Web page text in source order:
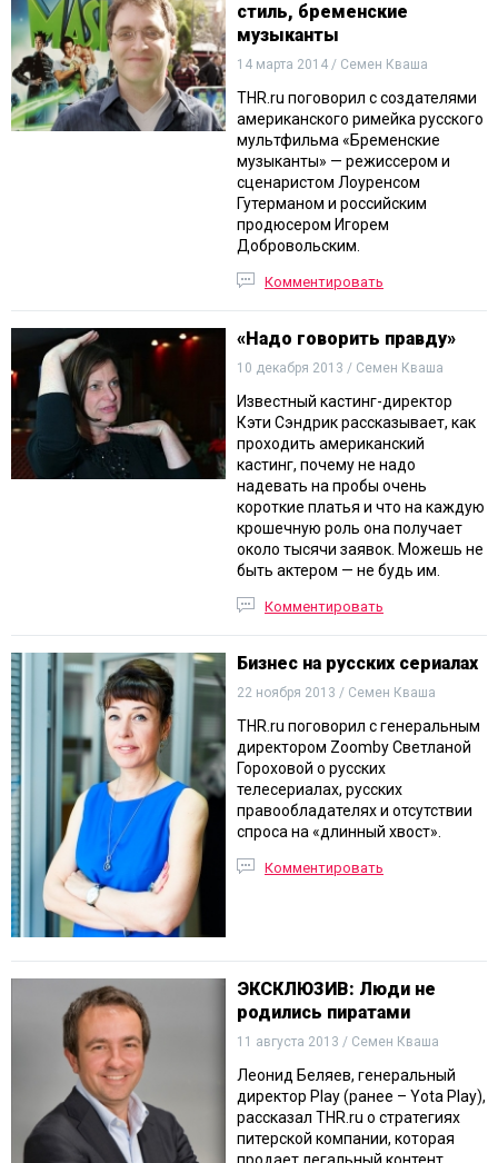
стиль, бременские
музыканты
14 марта 2014 / Семен Кваша
THR.ru поговорил с создателями
американского римейка русского
мультфильма «Бременские
музыканты» — режиссером и
сценаристом Лоуренсом
Гутерманом и российским
продюсером Игорем
Добровольским.
Комментировать
«Надо говорить правду»
10 декабря 2013 / Семен Кваша
Известный кастинг-директор
Кэти Сэндрик рассказывает, как
проходить американский
кастинг, почему не надо
надевать на пробы очень
короткие платья и что на каждую
крошечную роль она получает
около тысячи заявок. Можешь не
быть актером — не будь им.
Комментировать
Бизнес на русских сериалах
22 ноября 2013 / Семен Кваша
THR.ru поговорил с генеральным
директором Zoomby Светланой
Гороховой о русских
телесериалах, русских
правообладателях и отсутствии
спроса на «длинный хвост».
Комментировать
ЭКСКЛЮЗИВ: Люди не
родились пиратами
11 августа 2013 / Семен Кваша
Леонид Беляев, генеральный
директор Play (ранее – Yota Play),
рассказал THR.ru о стратегиях
питерской компании, которая
продает легальный контент